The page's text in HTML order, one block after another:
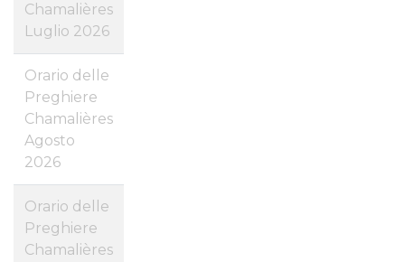
Chamalières
Luglio 2026
Orario delle
Preghiere
Chamalières
Agosto
2026
Orario delle
Preghiere
Chamalières